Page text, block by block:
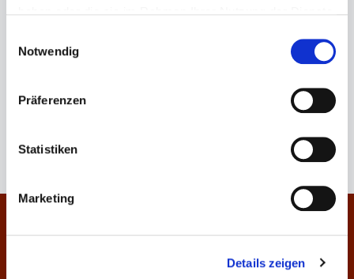
Notwendig
Präferenzen
Statistiken
Marketing
Details zeigen